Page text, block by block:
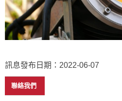
訊息發布日期：2022-06-07
聯絡我們